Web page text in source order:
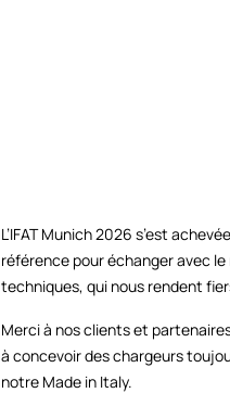
L’IFAT Munich 2026 s’est
référence pour échanger avec
techniques, qui nous rendent
Merci à nos clients et
à concevoir des chargeurs
notre Made in Italy.